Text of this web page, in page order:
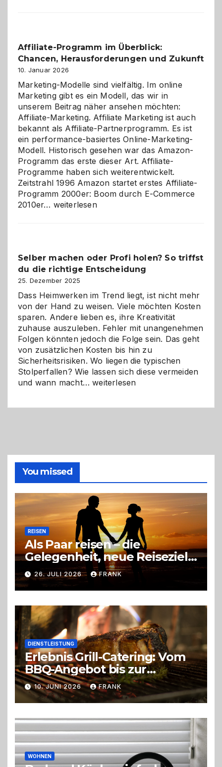
Affiliate-Programm im Überblick:
Chancen, Herausforderungen und Zukunft
10. Januar 2026
Marketing-Modelle sind vielfältig. Im online
Marketing gibt es ein Modell, das wir in
unserem Beitrag näher ansehen möchten:
Affiliate-Marketing. Affiliate Marketing ist auch
bekannt als Affiliate-Partnerprogramm. Es ist
ein performance-basiertes Online-Marketing-
Modell. Historisch gesehen war das Amazon-
Programm das erste dieser Art. Affiliate-
Programme haben sich weiterentwickelt.
Zeitstrahl 1996 Amazon startet erstes Affiliate-
Programm 2000er: Boom durch E-Commerce
2010er… Affiliate-
Herausforderungen
und
Zukunft
weiterlesen
Selber machen oder Profi holen? So triffst
du die richtige Entscheidung
25. Dezember 2025
Dass Heimwerken im Trend liegt, ist nicht mehr
von der Hand zu weisen. Viele möchten Kosten
sparen. Andere lieben es, ihre Kreativität
zuhause auszuleben. Fehler mit unangenehmen
Folgen könnten jedoch die Folge sein. Das geht
von zusätzlichen Kosten bis hin zu
Sicherheitsrisiken. Wo liegen die typischen
Stolperfallen? Wie lassen sich diese vermeiden
und wann macht…Selber
richtige
Entscheidung
weiterlesen
You missed
REISEN
Als Paar reisen – die
Gelegenheit, neue Reiseziele
zu entdecken
26. JULI 2026 FRANK
DIENSTLEISTUNG
Erlebnis Grill-Catering: Vom
BBQ-Angebot bis zur
perfekten Eventorganisation
Trend zu Outdoor-Events,
Erlebnisgastronomie und
Live-Cooking
10. JUNI 2026 FRANK
WOHNEN